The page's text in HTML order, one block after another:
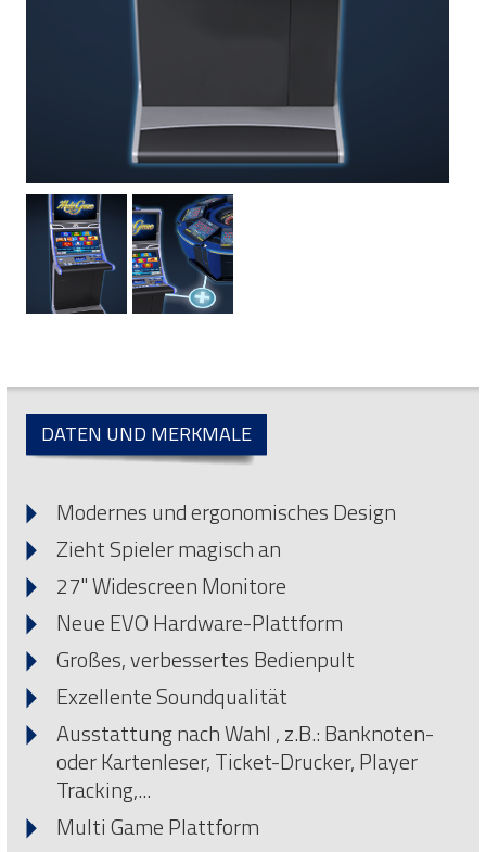
DATEN UND MERKMALE
Modernes und ergonomisches Design
Zieht Spieler magisch an
27" Widescreen Monitore
Neue EVO Hardware-Plattform
Großes, verbessertes Bedienpult
Exzellente Soundqualität
Ausstattung nach Wahl , z.B.: Banknoten-
oder Kartenleser, Ticket-Drucker, Player
Tracking,...
Multi Game Plattform